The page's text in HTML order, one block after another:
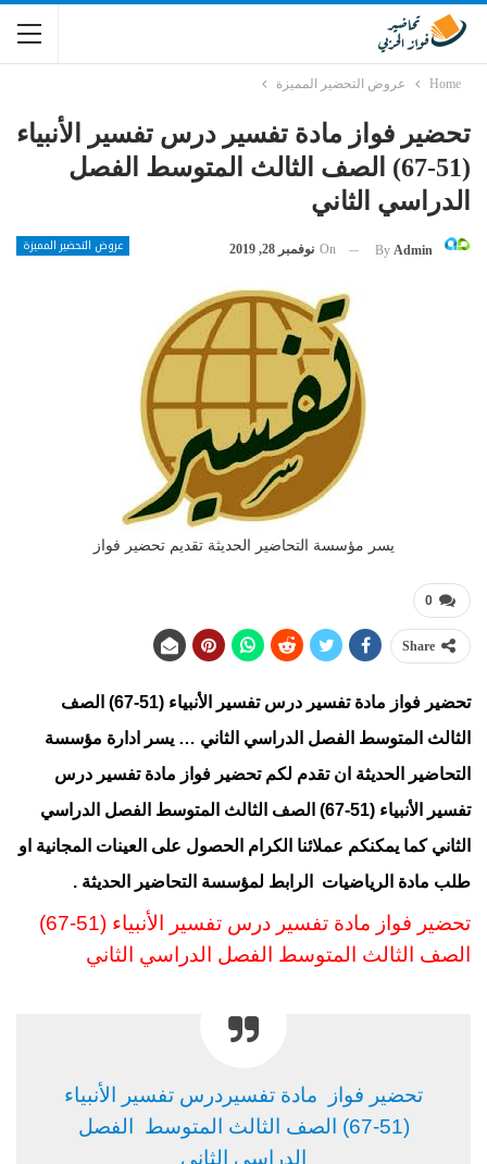
Home عروض التحضير المميزة
تحضير فواز مادة تفسير درس تفسير الأنبياء
(51-67) الصف الثالث المتوسط الفصل
الدراسي الثاني
عروض التحضير المميزة By Admin
On نوفمبر 28, 2019
يسر مؤسسة التحاضير الحديثة تقديم تحضير فواز
0
Share
تحضير فواز مادة تفسير درس تفسير الأنبياء (51-67) الصف
الثالث المتوسط الفصل الدراسي الثاني … يسر ادارة مؤسسة
التحاضير الحديثة ان تقدم لكم تحضير فواز مادة تفسير درس
تفسير الأنبياء (51-67) الصف الثالث المتوسط الفصل الدراسي
الثاني كما يمكنكم عملائنا الكرام الحصول على العينات المجانية او
طلب مادة الرياضيات
الرابط لمؤسسة التحاضير الحديثة .
تحضير فواز مادة تفسير درس تفسير الأنبياء (51-67)
الصف الثالث المتوسط الفصل الدراسي الثاني
تحضير فواز مادة تفسيردرس تفسير الأنبياء
(51-67) الصف الثالث المتوسط الفصل
الدراسي الثاني